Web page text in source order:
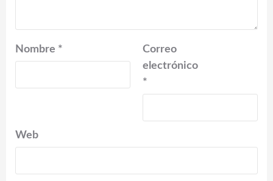
Nombre *
Correo
electrónico
*
Web